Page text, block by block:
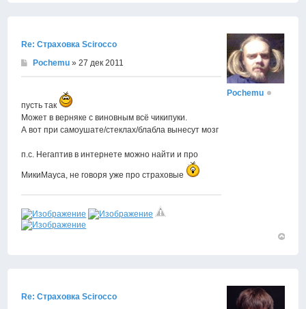
Re: Страховка Scirocco
Pochemu » 27 дек 2011
пусть так
Может в верняке с виновным всё чикипуки.
А вот при самоушате/стеклах/блабла вынесут мозг
п.с. Негаптив в интернете можно найти и про
МикиМауса, не говоря уже про страховые
Pochemu
Re: Страховка Scirocco